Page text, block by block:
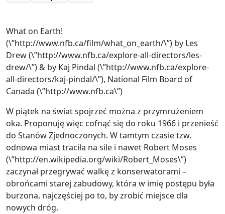
What on Earth!
(\”http://www.nfb.ca/film/what_on_earth/\”) by Les
Drew (\”http://www.nfb.ca/explore-all-directors/les-
drew/\”) & by Kaj Pindal (\”http://www.nfb.ca/explore-
all-directors/kaj-pindal/\”), National Film Board of
Canada (\”http://www.nfb.ca\”)
W piątek na świat spojrzeć można z przymrużeniem
oka. Proponuję więc cofnąć się do roku 1966 i przenieść
do Stanów Zjednoczonych. W tamtym czasie tzw.
odnowa miast traciła na sile i nawet Robert Moses
(\”http://en.wikipedia.org/wiki/Robert_Moses\”)
zaczynał przegrywać walkę z konserwatorami –
obrońcami starej zabudowy, która w imię postępu była
burzona, najczęściej po to, by zrobić miejsce dla
nowych dróg.